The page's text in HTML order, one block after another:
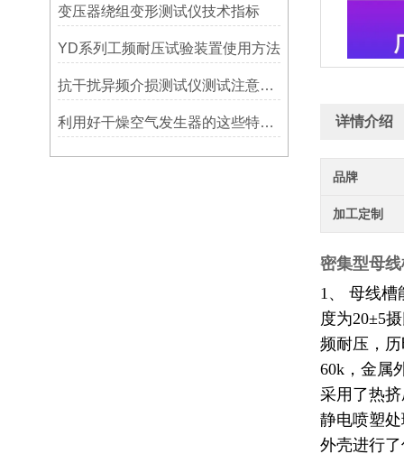
变压器绕组变形测试仪技术指标
YD系列工频耐压试验装置使用方法
抗干扰异频介损测试仪测试注意事项
利用好干燥空气发生器的这些特点，发挥更大作用 详情介绍
品牌
加工定制
密集型母
1、 母线槽
度为20±5
频耐压，
60k，金属
采用了热
静电喷塑
外壳进行